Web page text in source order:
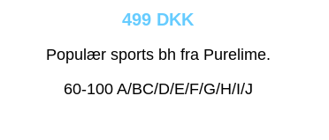
499 DKK
Populær sports bh fra Purelime.
60-100 A/BC/D/E/F/G/H/I/J